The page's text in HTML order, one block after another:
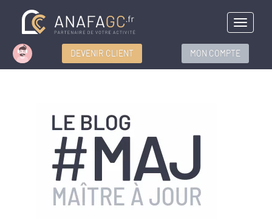
Menu
DEVENIR CLIENT MON COMPTE